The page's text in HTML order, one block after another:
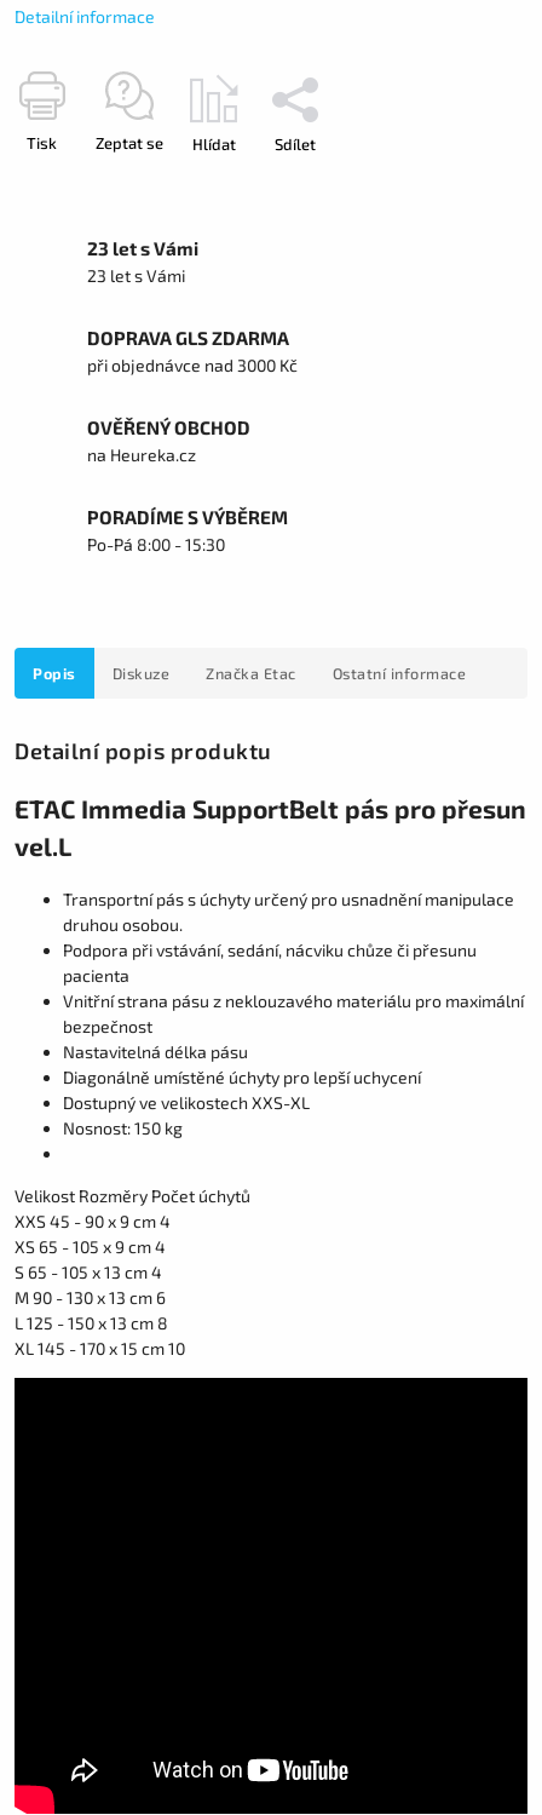
Detailní informace
Tisk Zeptat se Hlídat Sdílet
23 let s Vámi
23 let s Vámi
DOPRAVA GLS ZDARMA
při objednávce nad 3000 Kč
OVĚŘENÝ OBCHOD
na Heureka.cz
PORADÍME S VÝBĚREM
Po-Pá 8:00 - 15:30
Popis Diskuze Značka Etac Ostatní informace
Detailní popis produktu
ETAC Immedia SupportBelt pás pro přesun
vel.L
Transportní pás s úchyty určený pro usnadnění manipulace
druhou osobou.
Podpora při vstávání, sedání, nácviku chůze či přesunu
pacienta
Vnitřní strana pásu z neklouzavého materiálu pro maximální
bezpečnost
Nastavitelná délka pásu
Diagonálně umístěné úchyty pro lepší uchycení
Dostupný ve velikostech XXS-XL
Nosnost: 150 kg
Velikost Rozměry Počet úchytů
XXS 45 - 90 x 9 cm 4
XS 65 - 105 x 9 cm 4
S 65 - 105 x 13 cm 4
M 90 - 130 x 13 cm 6
L 125 - 150 x 13 cm 8
XL 145 - 170 x 15 cm 10